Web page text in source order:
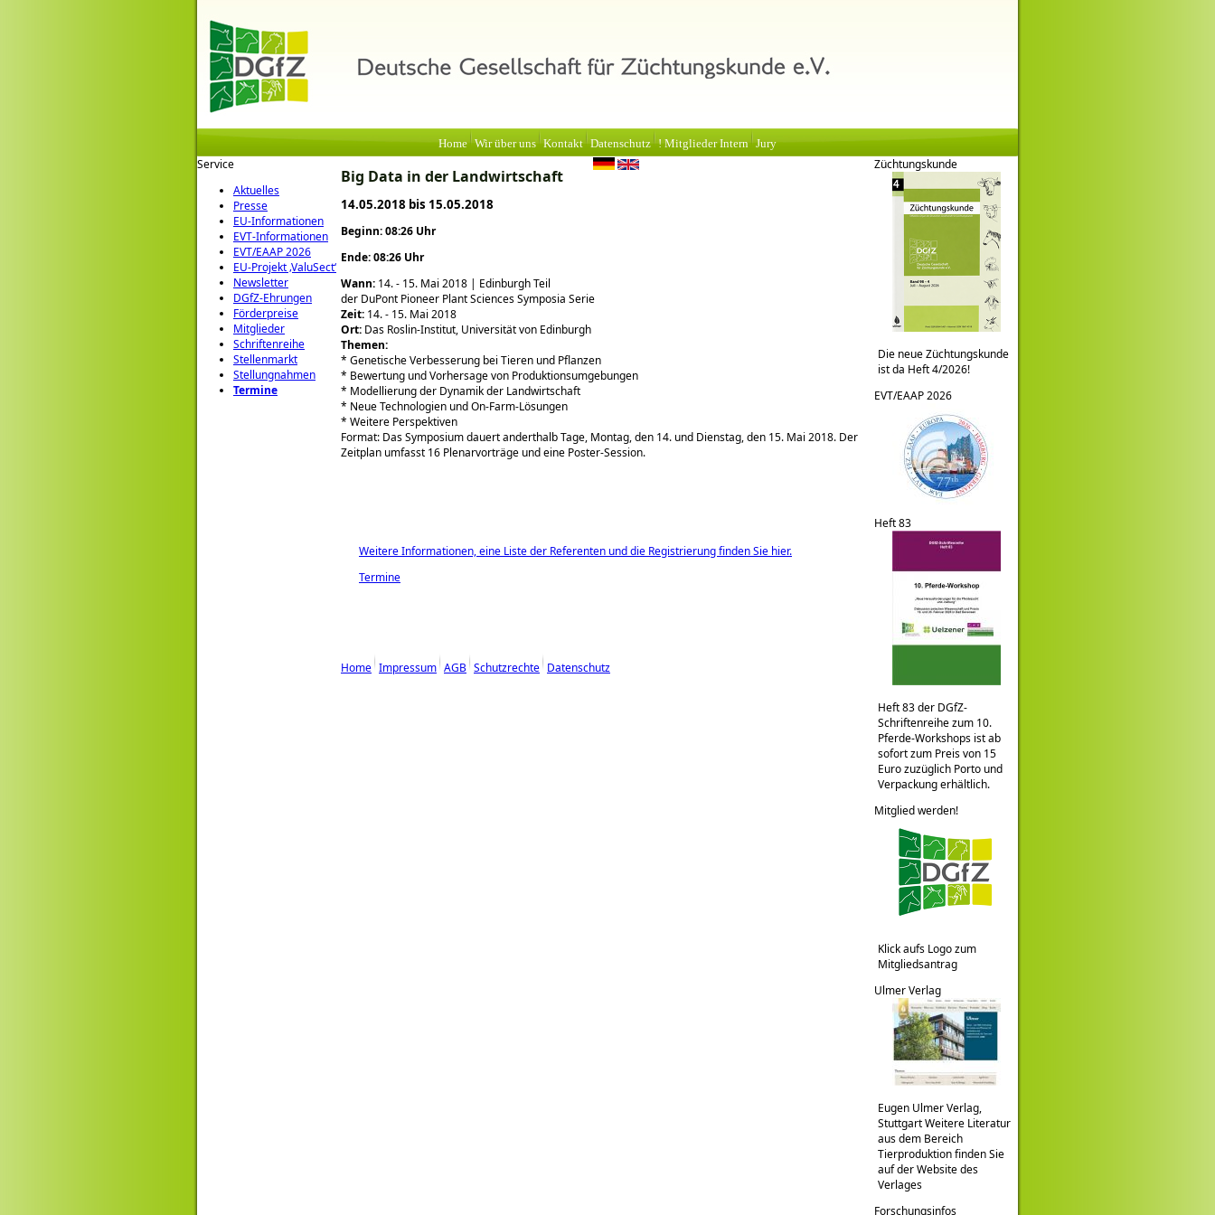
Home Wir über uns Kontakt Datenschutz ! Mitglieder Intern Jury
Service
Aktuelles
Presse
EU-Informationen
EVT-Informationen
EVT/EAAP 2026
EU-Projekt ‚ValuSect‘
Newsletter
DGfZ-Ehrungen
Förderpreise
Mitglieder
Schriftenreihe
Stellenmarkt
Stellungnahmen
Termine
Big Data in der Landwirtschaft
14.05.2018 bis 15.05.2018
Beginn: 08:26 Uhr
Ende: 08:26 Uhr
Wann: 14. - 15. Mai 2018 | Edinburgh Teil
der DuPont Pioneer Plant Sciences Symposia Serie
Zeit: 14. - 15. Mai 2018
Ort: Das Roslin-Institut, Universität von Edinburgh
Themen:
* Genetische Verbesserung bei Tieren und Pflanzen
* Bewertung und Vorhersage von Produktionsumgebungen
* Modellierung der Dynamik der Landwirtschaft
* Neue Technologien und On-Farm-Lösungen
* Weitere Perspektiven
Format: Das Symposium dauert anderthalb Tage, Montag, den 14. und Dienstag, den 15. Mai 2018. Der
Zeitplan umfasst 16 Plenarvorträge und eine Poster-Session.
Weitere Informationen, eine Liste der Referenten und die Registrierung finden Sie hier.
Termine
Home Impressum AGB Schutzrechte Datenschutz
Züchtungskunde
Die neue Züchtungskunde
ist da Heft 4/2026!
EVT/EAAP 2026
Heft 83
Heft 83 der DGfZ-
Schriftenreihe zum 10.
Pferde-Workshops ist ab
sofort zum Preis von 15
Euro zuzüglich Porto und
Verpackung erhältlich.
Mitglied werden!
Klick aufs Logo zum
Mitgliedsantrag
Ulmer Verlag
Eugen Ulmer Verlag,
Stuttgart Weitere Literatur
aus dem Bereich
Tierproduktion finden Sie
auf der Website des
Verlages
Forschungsinfos